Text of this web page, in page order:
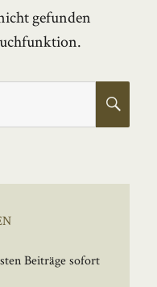
gefunden
Beiträge sofort